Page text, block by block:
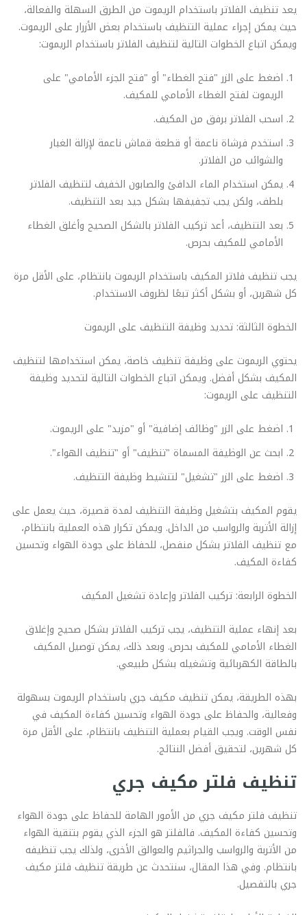
يعد تنظيف الفلاتر باستخدام الريموت من الطرق السهلة والفعالة،
حيث يمكن إجراء عملية التنظيف باستخدام بعض الأزرار على الريموت.
ويمكن اتباع الخطوات التالية لتنظيف الفلاتر باستخدام الريموت:
اضغط على الزر "فتح الغطاء" أو "فتح الجزء الأمامي" على
الريموت لفتح الغطاء الأمامي للمكيف.
اسحب الفلاتر برفق من المكيف.
استخدم فرشاة ناعمة أو قطعة قماش ناعمة لإزالة الغبار
والشوائب من الفلاتر.
يمكن استخدام الماء الدافئ والصابون الخفيف لتنظيف الفلاتر
بلطف، ولكن يجب تجفيفها بشكل جيد بعد التنظيف.
بعد التنظيف، أعد تركيب الفلاتر بالشكل الصحيح وأغلق الغطاء
الأمامي للمكيف بحرص.
يجب تنظيف فلاتر المكيف باستخدام الريموت بانتظام، على الأقل مرة
كل شهرين، أو بشكل أكثر تبعًا لظروف الاستخدام.
الخطوة الثالثة: تحديد وظيفة التنظيف على الريموت
يحتوي الريموت على وظيفة تنظيف خاصة، يمكن استخدامها لتنظيف
المكيف بشكل أفضل. ويمكن اتباع الخطوات التالية لتحديد وظيفة
التنظيف على الريموت:
اضغط على الزر "وظائف إضافية" أو "مزيد" على الريموت.
ابحث عن الوظيفة المسماة "تنظيف" أو "تنظيف الهواء".
اضغط على الزر "تشغيل" لتنشيط وظيفة التنظيف.
يقوم المكيف بتشغيل وظيفة التنظيف لمدة قصيرة، حيث يعمل على
إزالة الأتربة والرواسب من الداخل. ويمكن تكرار هذه العملية بانتظام،
مع تنظيف الفلاتر بشكل منفصل، للحفاظ على جودة الهواء وتحسين
كفاءة المكيف.
الخطوة الرابعة: تركيب الفلاتر وإعادة تشغيل المكيف
بعد إنهاء عملية التنظيف، يجب تركيب الفلاتر بشكل صحيح وإغلاق
الغطاء الأمامي للمكيف بحرص. وبعد ذلك، يمكن توصيل المكيف
بالطاقة الكهربائية وتشغيله بشكل طبيعي.
بهذه الطريقة، يمكن تنظيف مكيف جري باستخدام الريموت بسهولة
وفعالية، والحفاظ على جودة الهواء وتحسين كفاءة المكيف في
نفس الوقت. ويجب القيام بعملية التنظيف بانتظام، على الأقل مرة
كل شهرين، لتحقيق أفضل النتائج.
تنظيف فلتر مكيف جري
تنظيف فلتر مكيف جري من الأمور الهامة للحفاظ على جودة الهواء
وتحسين كفاءة المكيف. فالفلتر هو الجزء الذي يقوم بتنقية الهواء
من الأتربة والرواسب والجراثيم والعوالق الأخرى، ولذلك يجب تنظيفه
بانتظام. وفي هذا المقال، سنتحدث عن طريقة تنظيف فلتر مكيف
جري بالتفصيل.